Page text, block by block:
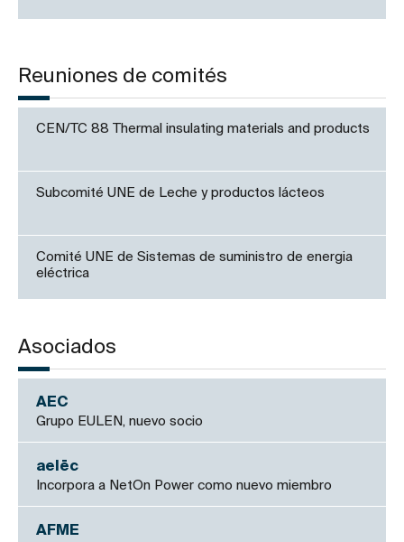
Reuniones de comités
CEN/TC 88 Thermal insulating materials and products
Subcomité UNE de Leche y productos lácteos
Comité UNE de Sistemas de suministro de energia
eléctrica
Asociados
AEC
Grupo EULEN, nuevo socio
aelēc
Incorpora a NetOn Power como nuevo miembro
AFME